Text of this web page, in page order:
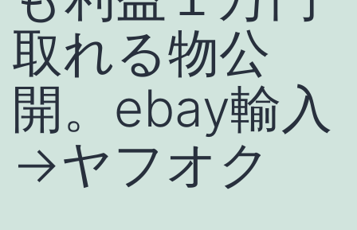
取れる物公
開。ebay輸入
→ヤフオク